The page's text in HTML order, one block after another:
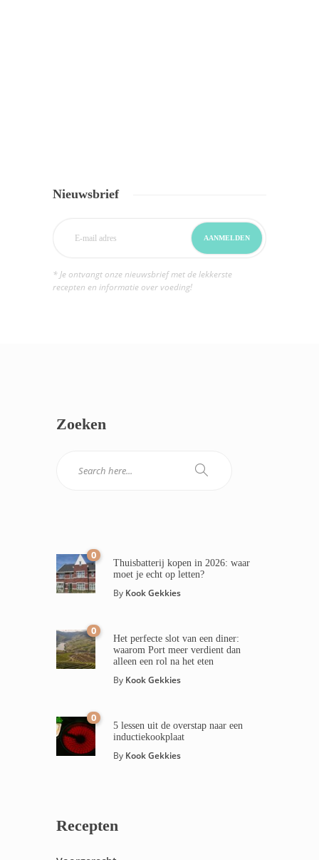
Nieuwsbrief
* Je ontvangt onze nieuwsbrief met de lekkerste
recepten en informatie over voeding!
Zoeken
0
Thuisbatterij kopen in 2026: waar
moet je echt op letten?
By Kook Gekkies
0
Het perfecte slot van een diner:
waarom Port meer verdient dan
alleen een rol na het eten
By Kook Gekkies
0
5 lessen uit de overstap naar een
inductiekookplaat
By Kook Gekkies
Recepten